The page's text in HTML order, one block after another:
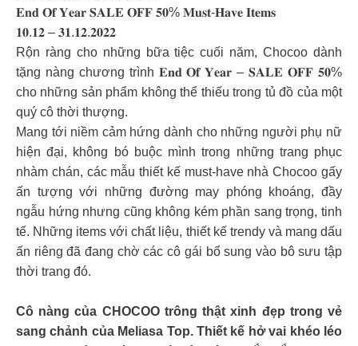
𝐄𝐧𝐝 𝐎𝐟 𝐘𝐞𝐚𝐫 𝐒𝐀𝐋𝐄 𝐎𝐅𝐅 𝟓𝟎% 𝐌𝐮𝐬𝐭-𝐇𝐚𝐯𝐞 𝐈𝐭𝐞𝐦𝐬
𝟏𝟎.𝟏𝟐 – 𝟑𝟏.𝟏𝟐.𝟐𝟎𝟐𝟐
Rộn ràng cho những bữa tiệc cuối năm, Chocoo dành
tặng nàng chương trình 𝐄𝐧𝐝 𝐎𝐟 𝐘𝐞𝐚𝐫 – 𝐒𝐀𝐋𝐄 𝐎𝐅𝐅 𝟓𝟎%
cho những sản phẩm không thể thiếu trong tủ đồ của một
quý cô thời thượng.
Mang tới niềm cảm hứng dành cho những người phụ nữ
hiện đại, không bó buộc mình trong những trang phục
nhàm chán, các mẫu thiết kế must-have nhà Chocoo gấy
ấn tượng với những đường may phóng khoáng, đầy
ngẫu hứng nhưng cũng không kém phần sang trọng, tinh
tế. Những items với chất liệu, thiết kế trendy và mang dấu
ấn riêng đã đang chờ các cô gái bổ sung vào bô sưu tập
thời trang đó.
Cô nàng của CHOCOO trông thật xinh đẹp trong vẻ
sang chảnh của Meliasa Top. Thiết kế hở vai khéo léo